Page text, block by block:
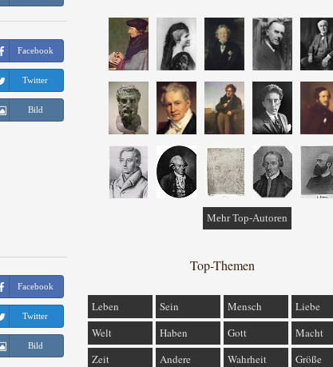
Facebook
Twitter
Bild
Facebook
Twitter
Bild
Mehr Top-Autoren
Top-Themen
Leben Sein Mensch
Liebe
Welt
Haben Gott
Macht
Zeit
Andere Wahrheit
Größe